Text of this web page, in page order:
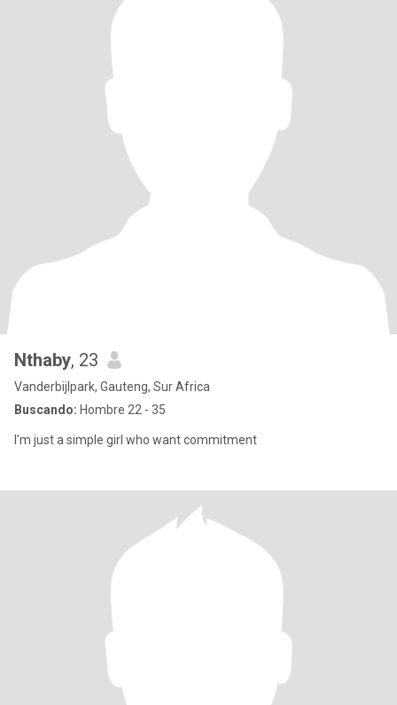
Nthaby, 23
Vanderbijlpark, Gauteng, Sur Africa
Buscando: Hombre 22 - 35
I'm just a simple girl who want commitment